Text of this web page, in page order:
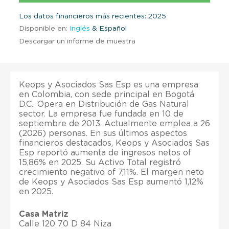
Los datos financieros más recientes: 2025
Disponible en: Inglés & Español
Descargar un informe de muestra
Keops y Asociados Sas Esp es una empresa
en Colombia, con sede principal en Bogotá
D.C.. Opera en Distribución de Gas Natural
sector. La empresa fue fundada en 10 de
septiembre de 2013. Actualmente emplea a 26
(2026) personas. En sus últimos aspectos
financieros destacados, Keops y Asociados Sas
Esp reportó aumenta de ingresos netos of
15,86% en 2025. Su Activo Total registró
crecimiento negativo of 7,11%. El margen neto
de Keops y Asociados Sas Esp aumentó 1,12%
en 2025.
Casa Matriz
Calle 120 70 D 84 Niza